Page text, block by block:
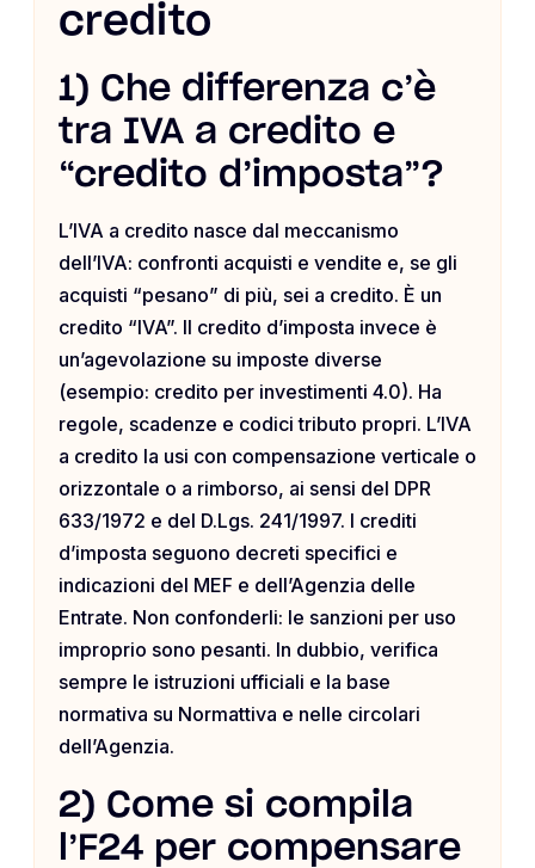
credito
1) Che differenza c’è
tra IVA a credito e
“credito d’imposta”?
L’IVA a credito nasce dal meccanismo
dell’IVA: confronti acquisti e vendite e, se gli
acquisti “pesano” di più, sei a credito. È un
credito “IVA”. Il credito d’imposta invece è
un’agevolazione su imposte diverse
(esempio: credito per investimenti 4.0). Ha
regole, scadenze e codici tributo propri. L’IVA
a credito la usi con compensazione verticale o
orizzontale o a rimborso, ai sensi del DPR
633/1972 e del D.Lgs. 241/1997. I crediti
d’imposta seguono decreti specifici e
indicazioni del MEF e dell’Agenzia delle
Entrate. Non confonderli: le sanzioni per uso
improprio sono pesanti. In dubbio, verifica
sempre le istruzioni ufficiali e la base
normativa su Normattiva e nelle circolari
dell’Agenzia.
2) Come si compila
l’F24 per compensare